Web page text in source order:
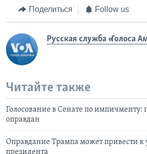
Поделиться Follow us
Русская служба «Голоса
Читайте также
Голосование в Сенате по импичменту:
оправдан
Оправдание Трампа может привести к
президента